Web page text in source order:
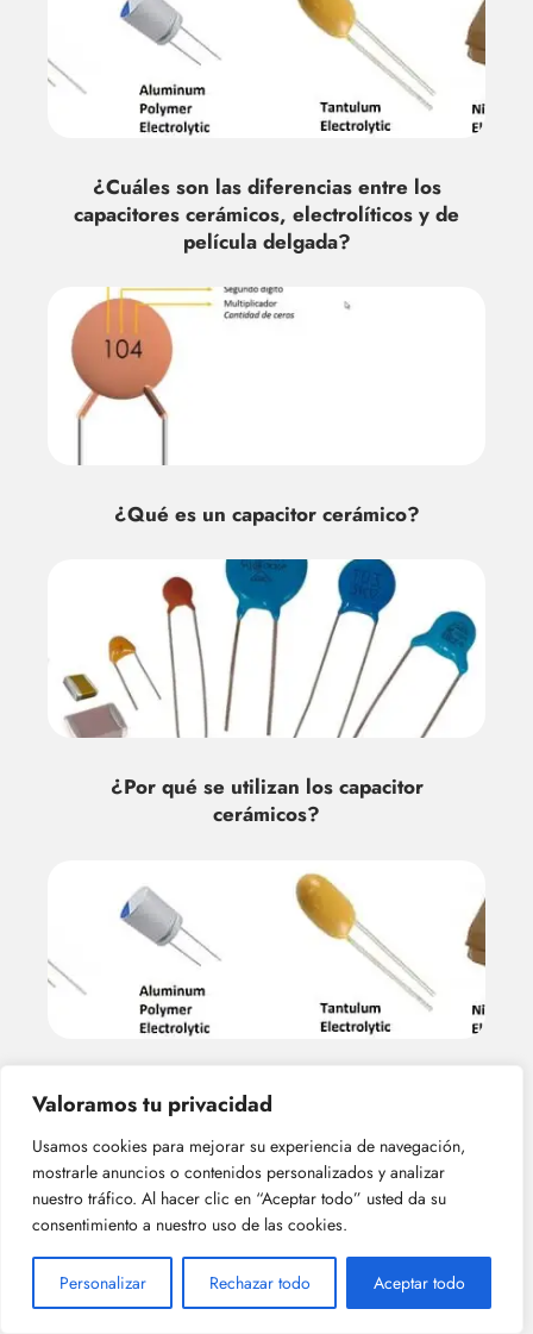
Valoramos tu privacidad
Usamos cookies para mejorar su experiencia de navegación,
mostrarle anuncios o contenidos personalizados y analizar
nuestro tráfico. Al hacer clic en “Aceptar todo” usted da su
consentimiento a nuestro uso de las cookies.
Personalizar Rechazar todo Aceptar todo
¿Cuáles son las diferencias entre los
capacitores cerámicos, electrolíticos y de
película delgada?
¿Qué es un capacitor cerámico?
¿Por qué se utilizan los capacitor
cerámicos?
capacitor cerámicos?